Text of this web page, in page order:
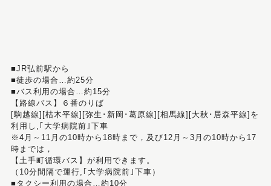
■JR弘前駅から
■徒歩の場合…約25分
■バス利用の場合…約15分
【路線バス】６番のりば
[駒越線][枯木平線][弥生･新岡･葛原線][相馬線][大秋･居森平線]を
利用し,｢大学病院前｣下車
※4月～11月の10時から18時まで，及び12月～3月の10時から17
時までは，
【土手町循環バス】が利用できます。
（10分間隔で運行,｢大学病院前｣下車）
■タクシー利用の場合…約10分